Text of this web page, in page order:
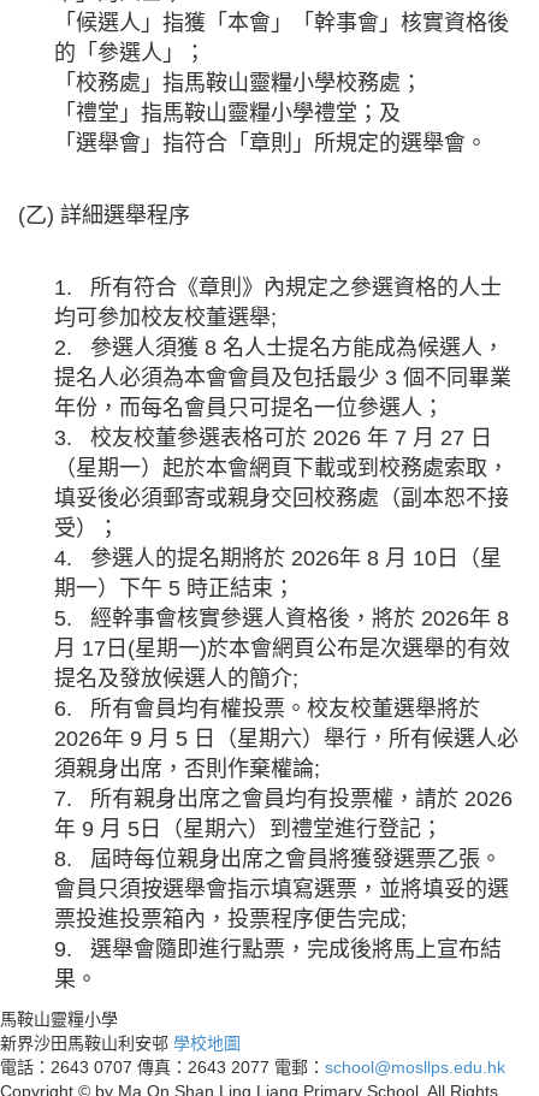
「候選人」指獲「本會」「幹事會」核實資格後
的「參選人」；
「校務處」指馬鞍山靈糧小學校務處；
「禮堂」指馬鞍山靈糧小學禮堂；及
「選舉會」指符合「章則」所規定的選舉會。
(乙) 詳細選舉程序
1. 所有符合《章則》內規定之參選資格的人士
均可參加校友校董選舉;
2. 參選人須獲 8 名人士提名方能成為候選人，
提名人必須為本會會員及包括最少 3 個不同畢業
年份，而每名會員只可提名一位參選人；
3. 校友校董參選表格可於 2026 年 7 月 27 日
（星期一）起於本會網頁下載或到校務處索取，
填妥後必須郵寄或親身交回校務處（副本恕不接
受）；
4. 參選人的提名期將於 2026年 8 月 10日（星
期一）下午 5 時正結束；
5. 經幹事會核實參選人資格後，將於 2026年 8
月 17日(星期一)於本會網頁公布是次選舉的有效
提名及發放候選人的簡介;
6. 所有會員均有權投票。校友校董選舉將於
2026年 9 月 5 日（星期六）舉行，所有候選人必
須親身出席，否則作棄權論;
7. 所有親身出席之會員均有投票權，請於 2026
年 9 月 5日（星期六）到禮堂進行登記；
8. 屆時每位親身出席之會員將獲發選票乙張。
會員只須按選舉會指示填寫選票，並將填妥的選
票投進投票箱內，投票程序便告完成;
9. 選舉會隨即進行點票，完成後將馬上宣布結
果。
馬鞍山靈糧小學
新界沙田馬鞍山利安邨 學校地圖
電話：2643 0707 傳真：2643 2077 電郵： school@mosllps.edu.hk
Copyright © by Ma On Shan Ling Liang Primary School. All Rights